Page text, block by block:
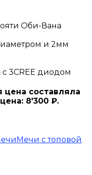
Оби-Вана
и 2мм
с 3CREE диодом
цена составляла
8'300 ₽.
Мечи с топовой